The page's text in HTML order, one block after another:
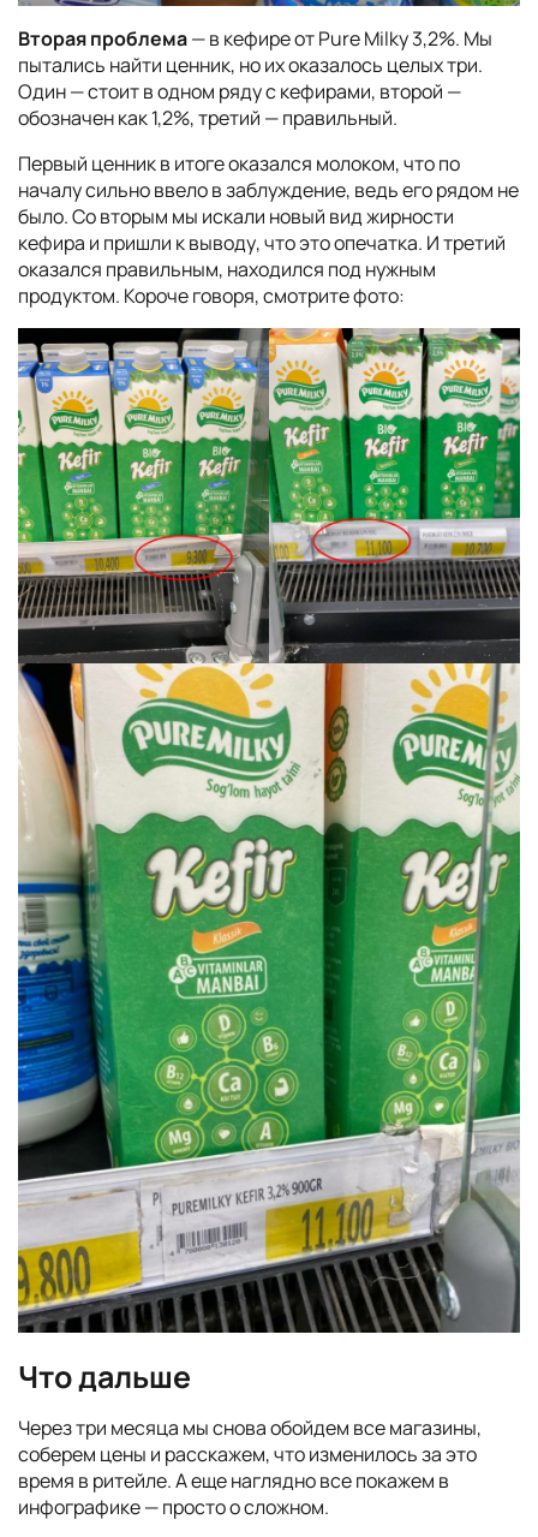
Вторая проблема— в кефире от Pure Milky 3,2%. Мы
пытались найти ценник, но их оказалось целых три.
Один — стоит в одном ряду с кефирами, второй —
обозначен как 1,2%, третий — правильный.
Первый ценник в итоге оказался молоком, что по
началу сильно ввело в заблуждение, ведь его рядом не
было. Со вторым мы искали новый вид жирности
кефира и пришли к выводу, что это опечатка. И третий
оказался правильным, находился под нужным
продуктом. Короче говоря, смотрите фото:
Что дальше
Через три месяца мы снова обойдем все магазины,
соберем цены и расскажем, что изменилось за это
время в ритейле. А еще наглядно все покажем в
инфографике — просто о сложном.